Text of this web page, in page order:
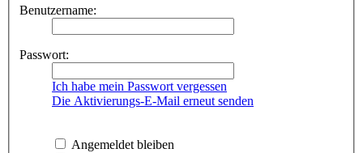
Benutzername:
Passwort:
Ich habe mein Passwort vergessen
Die Aktivierungs-E-Mail erneut senden
Angemeldet bleiben